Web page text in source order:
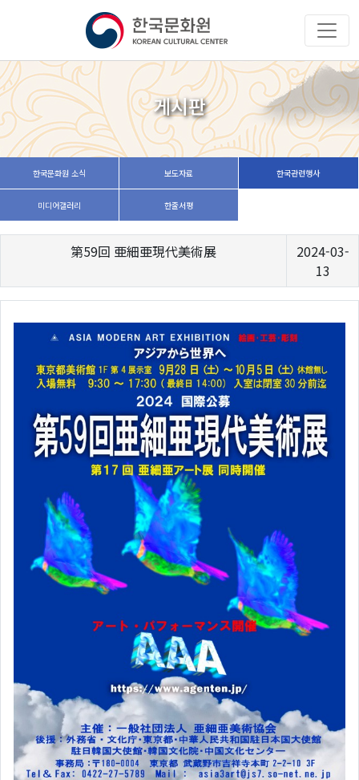
게시판
한국문화원 소식 보도자료 한국관련행사
미디어갤러리 한줄서평
第59回 亜細亜現代美術展
2024-03-
13